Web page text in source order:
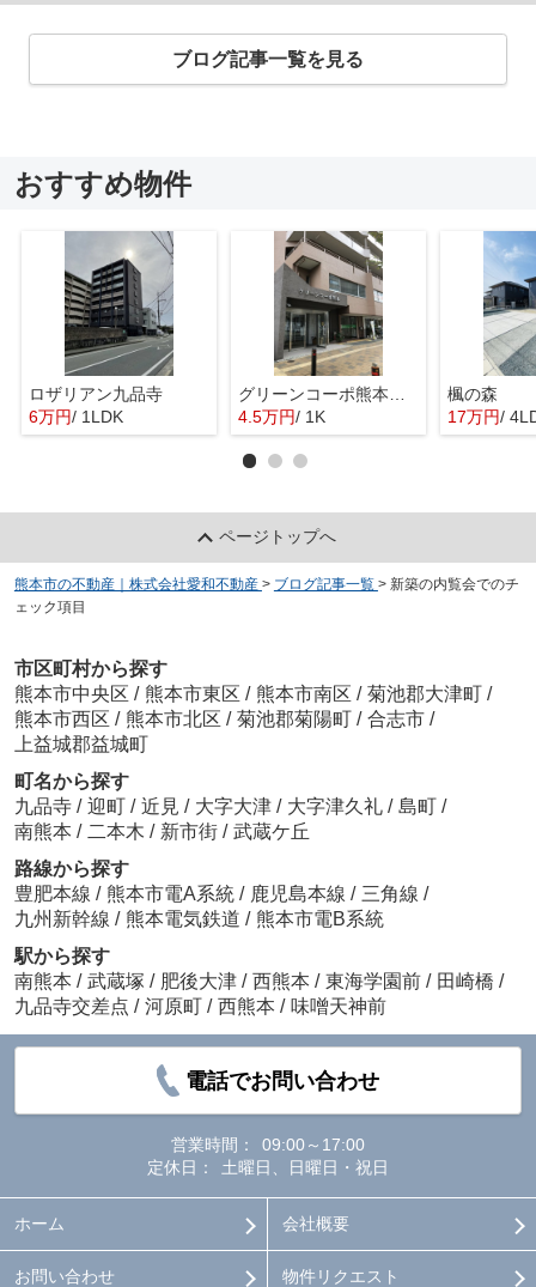
ブログ記事一覧を見る
おすすめ物件
ロザリアン九品寺
6万円/ 1LDK
4.5万円/ 1K
楓の森
17万円/
ページトップへ
熊本市の不動産｜株式会社愛和不動産 > ブログ記事一覧 > 新築の内覧会でのチ
ェック項目
市区町村から探す
熊本市中央区 / 熊本市東区 / 熊本市南区 / 菊池郡大津町 /
熊本市西区 / 熊本市北区 / 菊池郡菊陽町 / 合志市 /
上益城郡益城町
町名から探す
九品寺 / 迎町 / 近見 / 大字大津 / 大字津久礼 / 島町 /
南熊本 / 二本木 / 新市街 / 武蔵ケ丘
路線から探す
豊肥本線 / 熊本市電A系統 / 鹿児島本線 / 三角線 /
九州新幹線 / 熊本電気鉄道 / 熊本市電B系統
駅から探す
南熊本 / 武蔵塚 / 肥後大津 / 西熊本 / 東海学園前 / 田崎橋 /
九品寺交差点 / 河原町 / 西熊本 / 味噌天神前
電話でお問い合わせ
営業時間：
09:00～17:00
定休日：
土曜日、日曜日・祝日
ホーム 会社概要
お問い合わせ 物件リクエスト